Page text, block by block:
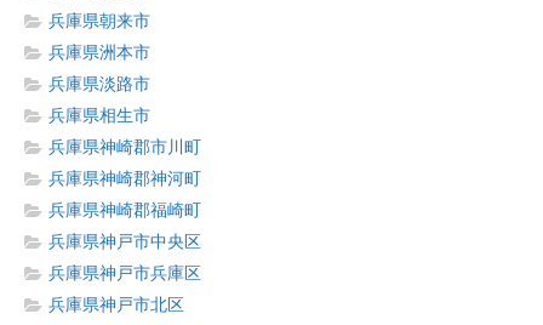
兵庫県朝来市
兵庫県洲本市
兵庫県淡路市
兵庫県相生市
兵庫県神崎郡市川町
兵庫県神崎郡神河町
兵庫県神崎郡福崎町
兵庫県神戸市中央区
兵庫県神戸市兵庫区
兵庫県神戸市北区